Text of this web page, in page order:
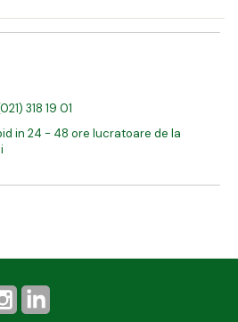
318 19 01
in 24 - 48 ore lucratoare de la